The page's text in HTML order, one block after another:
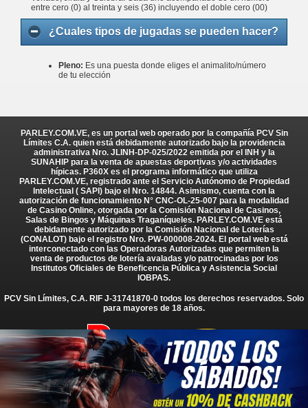
entre cero (0) al treinta y seis (36) incluyendo el doble cero (00)
¿Cuales tipos de jugadas se pueden hacer?
Pleno: Es una puesta donde eliges el animalito/número
de tu elección
PARLEY.COM.VE, es un portal web operado por la compañía PCV Sin
Límites C.A. quien está debidamente autorizado bajo la providencia
administrativa Nro. JLINH-DP-025/2022 emitida por el INH y la
SUNAHIP para la venta de apuestas deportivas y/o actividades
hípicas. P360X es el programa informático que utiliza
PARLEY.COM.VE, registrado ante el Servicio Autónomo de Propiedad
Intelectual ( SAPI) bajo el Nro. 14844. Asimismo, cuenta con la
autorización de funcionamiento N° CNC-OL-25-007 para la modalidad
de Casino Online, otorgada por la Comisión Nacional de Casinos,
Salas de Bingos y Máquinas Traganíqueles. PARLEY.COM.VE está
debidamente autorizado por la Comisión Nacional de Loterías
(CONALOT) bajo el registro Nro. PW-000008-2024. El portal web está
interconectado con las Operadoras Autorizadas que permiten la
venta de productos de lotería avaladas y/o patrocinadas por los
Institutos Oficiales de Beneficencia Pública y Asistencia Social
IOBPAS.
PCV Sin Límites, C.A. RIF J-31741870-0 todos los derechos reservados. Solo
para mayores de 18 años.